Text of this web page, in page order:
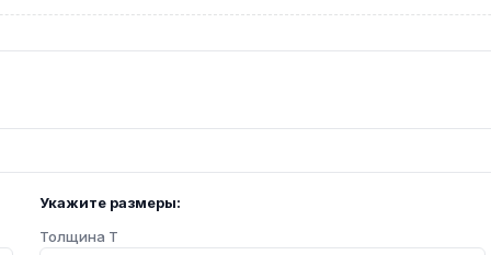
Укажите размеры:
Толщина T